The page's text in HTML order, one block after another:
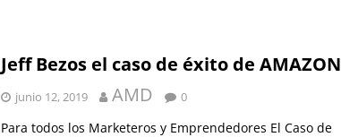
Jeff Bezos el caso de éxito de AMAZON
junio 12, 2019 AMD 0
Para todos los Marketeros y Emprendedores El Caso de